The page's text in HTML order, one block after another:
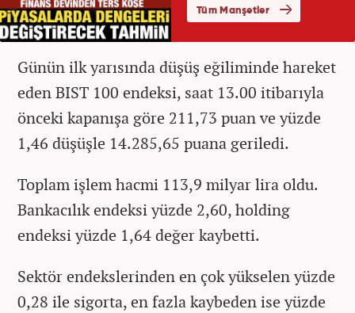
Günün ilk yarısında düşüş eğiliminde hareket
eden BIST 100 endeksi, saat 13.00 itibarıyla
önceki kapanışa göre 211,73 puan ve yüzde
1,46 düşüşle 14.285,65 puana geriledi.
Toplam işlem hacmi 113,9 milyar lira oldu.
Bankacılık endeksi yüzde 2,60, holding
endeksi yüzde 1,64 değer kaybetti.
Sektör endekslerinden en çok yükselen yüzde
0,28 ile sigorta, en fazla kaybeden ise yüzde